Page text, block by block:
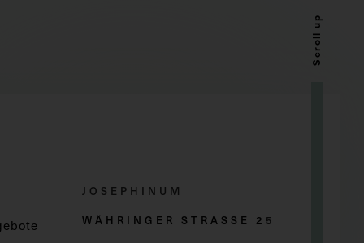
Scroll up
JOSEPHINUM
WÄHRINGER STRASSE 2 5